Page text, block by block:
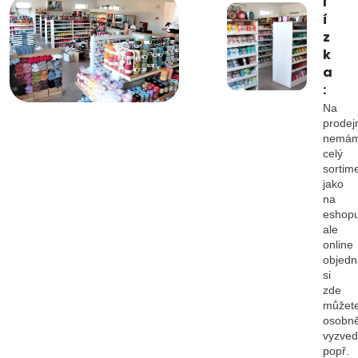
í
z
k
a
:
Na
celý
jako
na
ale
online
si
zde
popř.